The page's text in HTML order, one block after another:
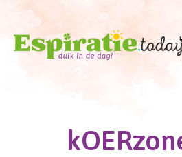
Doorgaan
inhoud